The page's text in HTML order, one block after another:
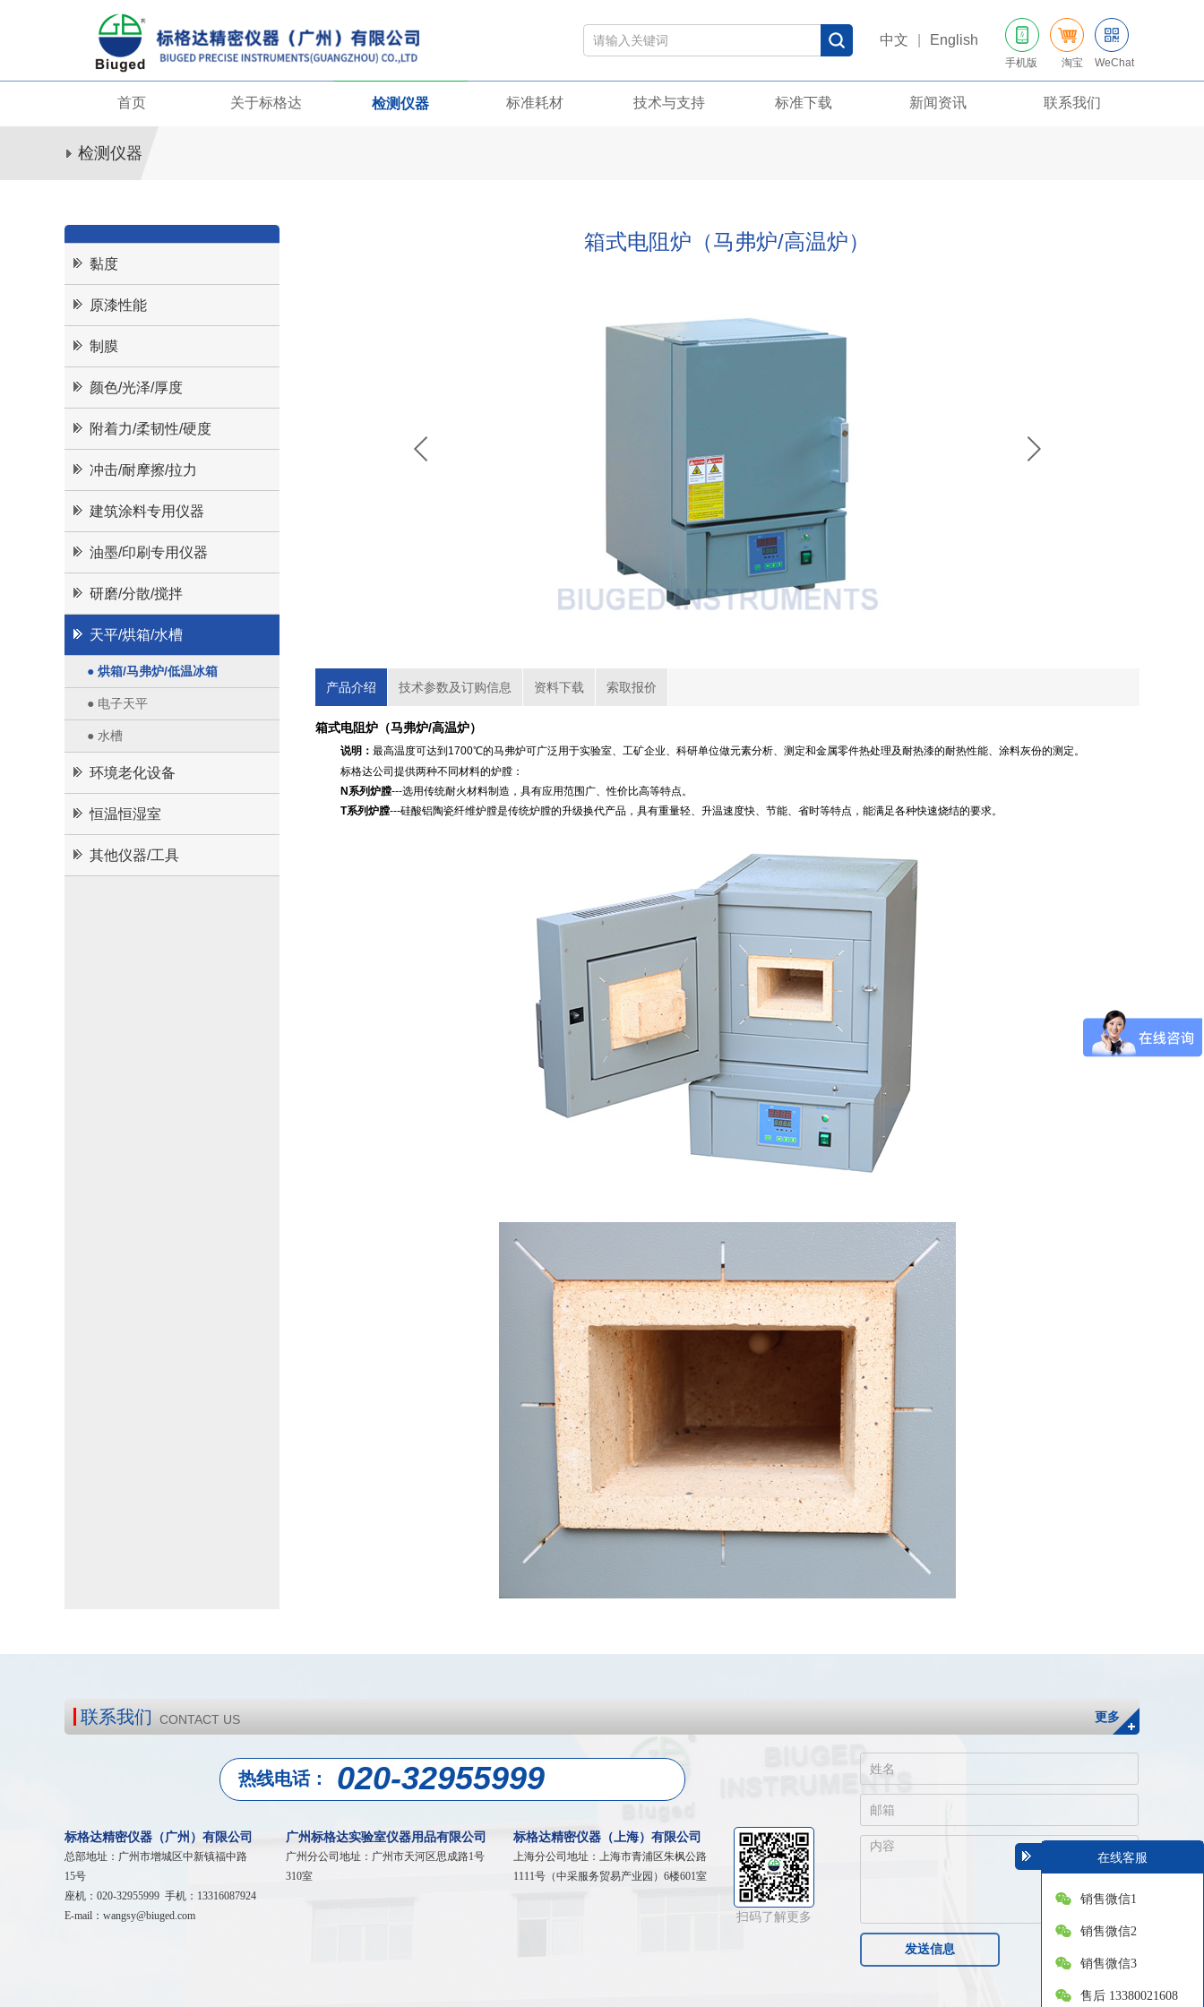
中文 English
手机版 淘宝 WeChat
首页 关于标格达 检测仪器 标准耗材 技术与支持 标准下载 新闻资讯 联系我们
检测仪器
黏度
原漆性能
制膜
颜色/光泽/厚度
附着力/柔韧性/硬度
冲击/耐摩擦/拉力
建筑涂料专用仪器
油墨/印刷专用仪器
研磨/分散/搅拌
天平/烘箱/水槽
● 烘箱/马弗炉/低温冰箱
● 电子天平
● 水槽
环境老化设备
恒温恒湿室
其他仪器/工具
箱式电阻炉（马弗炉/高温炉）
产品介绍 技术参数及订购信息 资料下载 索取报价
箱式电阻炉（马弗炉/高温炉）
说明： 最高温度可达到1700℃的马弗炉可广泛用于实验室、工矿企业、科研单位做元素分析、测定和金属零件热处理及耐热漆的耐热性能、涂料灰份的测定。
标格达公司提供两种不同材料的炉膛：
N系列炉膛---选用传统耐火材料制造，具有应用范围广、性价比高等特点。
T系列炉膛---硅酸铝陶瓷纤维炉膛是传统炉膛的升级换代产品，具有重量轻、升温速度快、节能、省时等特点，能满足各种快速烧结的要求。
联系我们 CONTACT US 更多
热线电话： 020-32955999
标格达精密仪器（广州）有限公司
总部地址：广州市增城区中新镇福中路
15号
座机：020-32955999 手机：13316087924
E-mail：wangsy@biuged.com
广州标格达实验室仪器用品有限公司
广州分公司地址：广州市天河区思成路1号
310室
标格达精密仪器（上海）有限公司
上海分公司地址：
上海市青浦区朱枫公路
1111号（中采服务贸易产业园）6楼601室
扫码了解更多
发送信息
在线客服
销售微信1
销售微信2
销售微信3
售后 13380021608